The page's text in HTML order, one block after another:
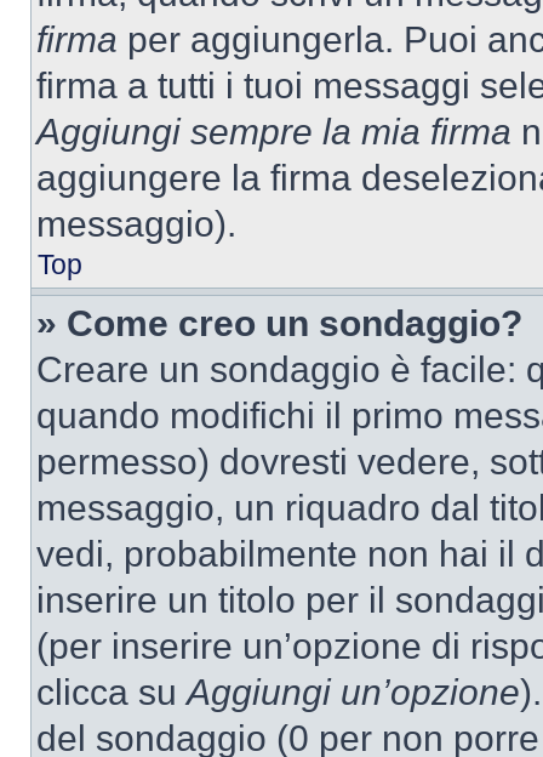
firma per aggiungerla. Puoi
firma a tutti i tuoi messaggi
Aggiungi sempre la mia firma
aggiungere la firma
messaggio).
Top
» Come creo un sondaggio?
Creare un sondaggio è facile:
quando modifichi il primo
permesso) dovresti vedere,
messaggio, un riquadro dal
vedi, probabilmente non hai il
inserire un titolo per il
(per inserire un’opzione di
clicca suAggiungi un’opzione
del sondaggio (0 per non